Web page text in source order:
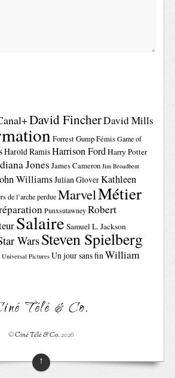
David FincherDavid Mills
Forrest GumpFémis Game of
Harold RamisHarrison FordHarry Potter
Jones James Cameron Jim Broadbent
WilliamsJulian GloverKathleen
de l’arche perdue MarvelMétier
Punxsutawney Robert
Salaire Samuel L. Jackson
WarsSteven Spielberg
Universal Pictures Un jour sans finWilliam
Télé & Co.
©Ciné Télé & Co.2026
↑